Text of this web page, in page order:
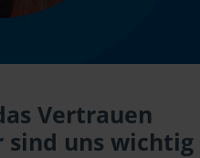
Vertrauen
uns wichtig